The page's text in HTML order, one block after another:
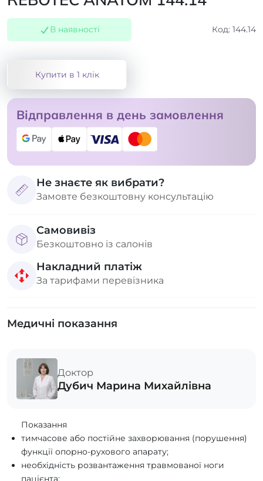
В наявності Код: 144.14
Купити в 1 клік
Відправлення в день замовлення
Не знаєте як вибрати?
Замовте безкоштовну консультацію
Самовивіз
Безкоштовно із салонів
Накладний платіж
За тарифами перевізника
Медичні показання
Доктор
Дубич Марина Михайлівна
Показання
тимчасове або постійне захворювання (порушення)
функції опорно-рухового апарату;
необхідність розвантаження травмованої ноги
пацієнта;